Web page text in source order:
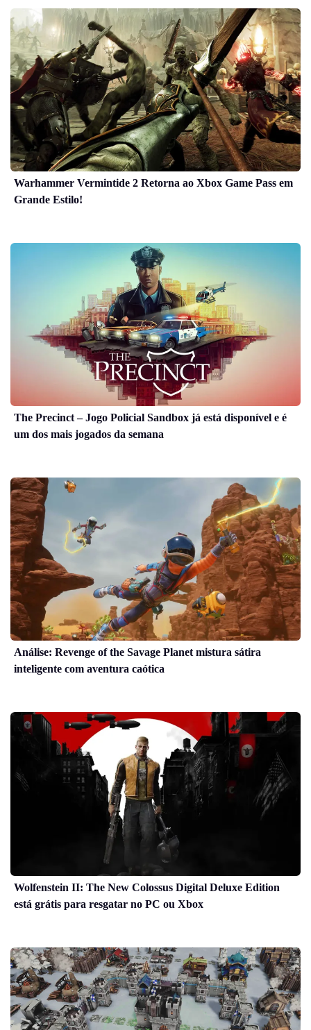
Warhammer Vermintide 2 Retorna ao Xbox Game Pass em
Grande Estilo!
The Precinct – Jogo Policial Sandbox já está disponível e é
um dos mais jogados da semana
Análise: Revenge of the Savage Planet mistura sátira
inteligente com aventura caótica
Wolfenstein II: The New Colossus Digital Deluxe Edition
está grátis para resgatar no PC ou Xbox